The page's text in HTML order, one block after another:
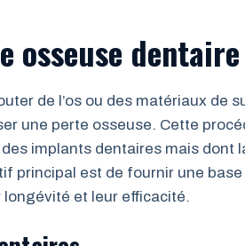
osseuse
de l’os ou des matériaux de
une perte osseuse. Cette
implants dentaires mais dont
principal est de fournir une
et leur efficacité.